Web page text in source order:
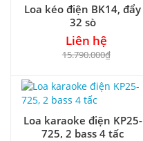
Loa kéo điện BK14, đẩy
32 sò
Liên hệ
15.790.000₫
Loa karaoke điện KP25-
725, 2 bass 4 tấc